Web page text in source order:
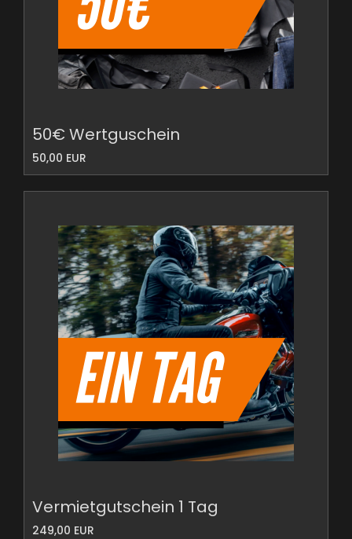
50€ Wertguschein
50,00 EUR
Vermietgutschein 1 Tag
249,00 EUR